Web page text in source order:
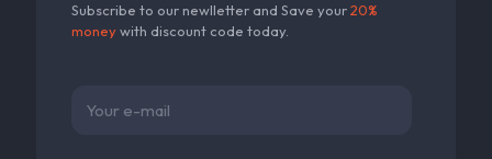
Subscribe to our newlletter and Save your20%
moneywith discount code today.